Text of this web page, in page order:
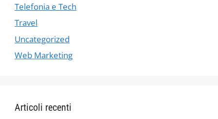
Telefonia e Tech
Travel
Uncategorized
Web Marketing
Articoli recenti